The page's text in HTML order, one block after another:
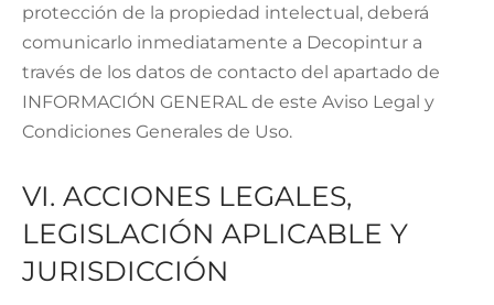
protección de la propiedad intelectual, deberá
comunicarlo inmediatamente a Decopintur a
través de los datos de contacto del apartado de
INFORMACIÓN GENERAL de este Aviso Legal y
Condiciones Generales de Uso.
VI. ACCIONES LEGALES,
LEGISLACIÓN APLICABLE Y
JURISDICCIÓN